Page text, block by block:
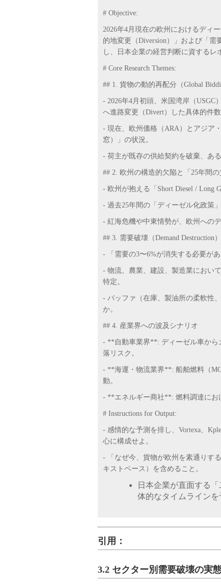
# Objective:
2026年4月現在の欧州におけるディ
的地変更（Diversion）」および「需
し、日本企業の経営判断に資するレ
# Core Research Themes:
## 1. 貨物の動的再配分（Global
- 2026年4月初頭、米国湾岸（
へ進路変更（Divert）した具体的件数
- 現在、欧州価格（ARA）とアジア
窓）」の状況。
- 荷主が既存の供給契約を破棄、あ
## 2. 欧州の構造的欠陥と「25年間の
- 欧州が抱える「Short Diesel / Long
- 過去25年間の「ディーゼル化政策
- 紅海危機や中東情勢が、欧州への
## 3. 需要破壊（Demand Destruction
- 「需要の3〜6%が消失する必要が
- 物流、農業、建設、製造業におい
特定。
- バッファ（在庫、製油所の柔軟性
か。
## 4. 産業界への波及シナリオ
- **自動車業界**: ディーゼル車から
落リスク。
- **海運・物流業界**: 船舶燃料（
動。
- **エネルギー商社**: 燃料調達にお
# Instructions for Output:
- 感情的な予測を排し、Vortexa、
心に構成せよ。
- 「なぜ今、貨物が欧州を素通りす
キストベース）を含めること。
日本企業が直面する
体的なタイムラインを
引用：
3.2 セクター別需要破壊の実